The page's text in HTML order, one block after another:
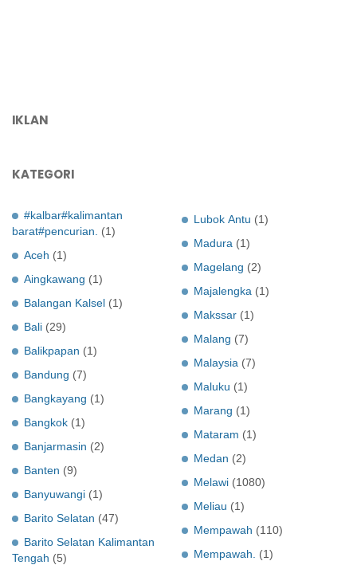
IKLAN
KATEGORI
#kalbar#kalimantan
barat#pencurian.
(1)
Aceh (1)
Aingkawang (1)
Balangan Kalsel (1)
Bali (29)
Balikpapan (1)
Bandung (7)
Bangkayang (1)
Bangkok (1)
Banjarmasin (2)
Banten (9)
Banyuwangi (1)
Barito Selatan (47)
Barito Selatan Kalimantan
Tengah (5)
Lubok Antu (1)
Madura (1)
Magelang (2)
Majalengka (1)
Makssar (1)
Malang (7)
Malaysia (7)
Maluku (1)
Marang (1)
Mataram (1)
Medan (2)
Melawi (1080)
Meliau (1)
Mempawah (110)
Mempawah.
(1)